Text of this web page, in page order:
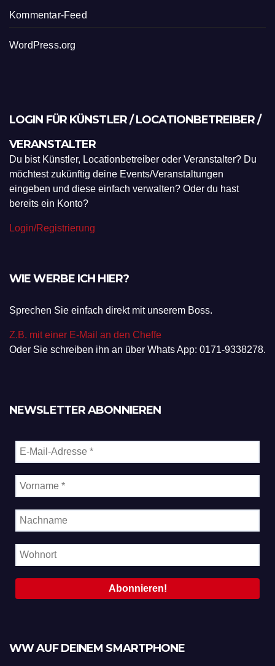
Kommentar-Feed
WordPress.org
LOGIN FÜR KÜNSTLER / LOCATIONBETREIBER /
VERANSTALTER
Du bist Künstler, Locationbetreiber oder Veranstalter? Du
möchtest zukünftig deine Events/Veranstaltungen
eingeben und diese einfach verwalten? Oder du hast
bereits ein Konto?
Login/Registrierung
WIE WERBE ICH HIER?
Sprechen Sie einfach direkt mit unserem Boss.
Z.B. mit einer E-Mail an den Cheffe
Oder Sie schreiben ihn an über Whats App: 0171-9338278.
NEWSLETTER ABONNIEREN
WW AUF DEINEM SMARTPHONE